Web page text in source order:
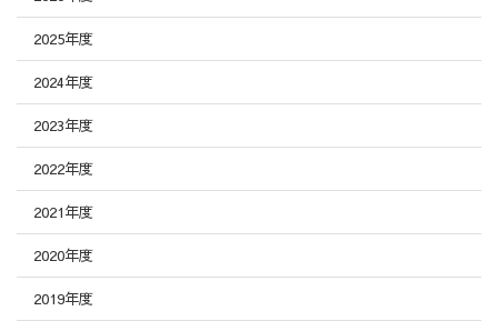
2025年度
2024年度
2023年度
2022年度
2021年度
2020年度
2019年度